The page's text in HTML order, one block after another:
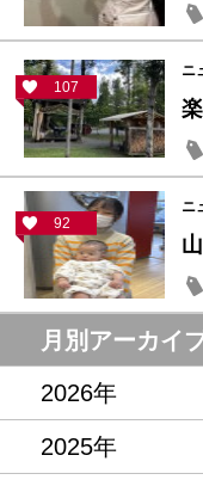
107
ニ
92
ニ
月別アーカイ
2026年
2025年